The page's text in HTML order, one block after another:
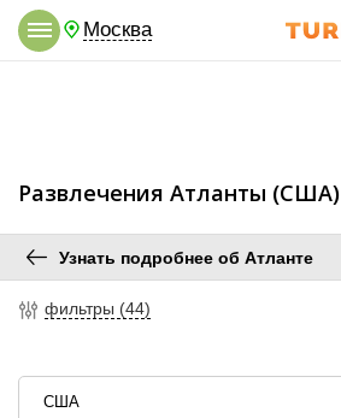
Москва
Развлечения Атланты (США)
Узнать подробнее об Атланте
фильтры (44)
США